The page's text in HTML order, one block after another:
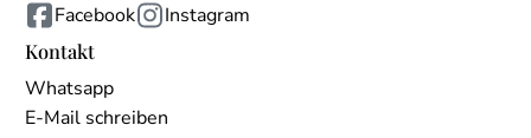
Facebook
Instagram
Kontakt
Whatsapp
E-Mail schreiben